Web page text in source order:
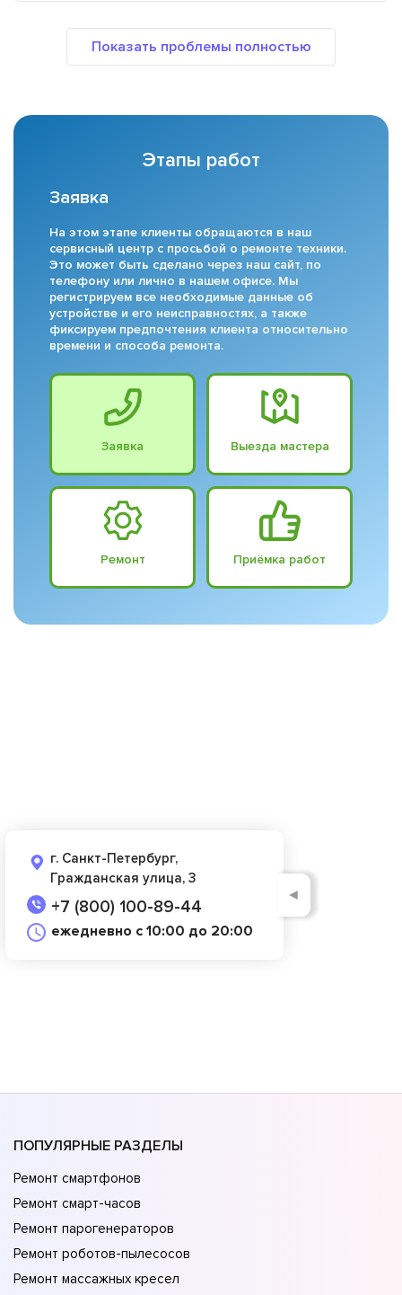
Этапы работ
Заявка
На этом этапе клиенты обращаются в наш
сервисный центр с просьбой о ремонте техники.
Это может быть сделано через наш сайт, по
телефону или лично в нашем офисе. Мы
регистрируем все необходимые данные об
устройстве и его неисправностях, а также
фиксируем предпочтения клиента относительно
времени и способа ремонта.
Заявка Выезда мастера
Ремонт Приёмка работ
г. Санкт-Петербург,
Гражданская улица, 3
+7 (800) 100-89-44
ежедневно с 10:00 до 20:00
◄
ПОПУЛЯРНЫЕ РАЗДЕЛЫ
Ремонт смартфонов
Ремонт смарт-часов
Ремонт парогенераторов
Ремонт роботов-пылесосов
Ремонт массажных кресел